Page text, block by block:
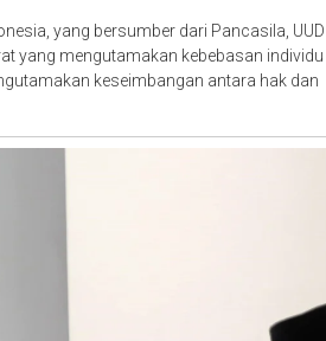
yang bersumber dari Pancasila, UUD
yang mengutamakan kebebasan
keseimbangan antara hak dan